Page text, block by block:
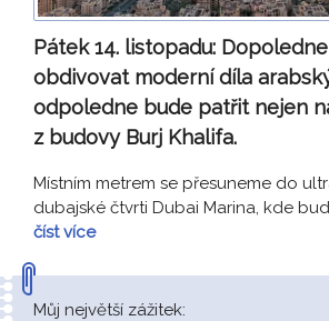
Pátek 14. listopadu:
obdivovat moderní díla
odpoledne bude patřit nejen
z budovy Burj Khalifa.
Místním metrem se přesuneme do
dubajské čtvrti Dubai Marina, kde
číst více
Můj největší zážitek: